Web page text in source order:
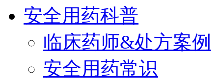
安全用药科普
临床药师&处方案例
安全用药常识